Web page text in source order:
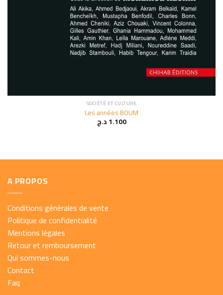
SOCIÉTÉ ET CULTURE
Les années BOUM
1.100د.ج
A PROPOS
Conditions générales de vente
Politique de confidentialité
Mentions légales
Retour et remboursement
Qui sommes-nous
Contact
Faq